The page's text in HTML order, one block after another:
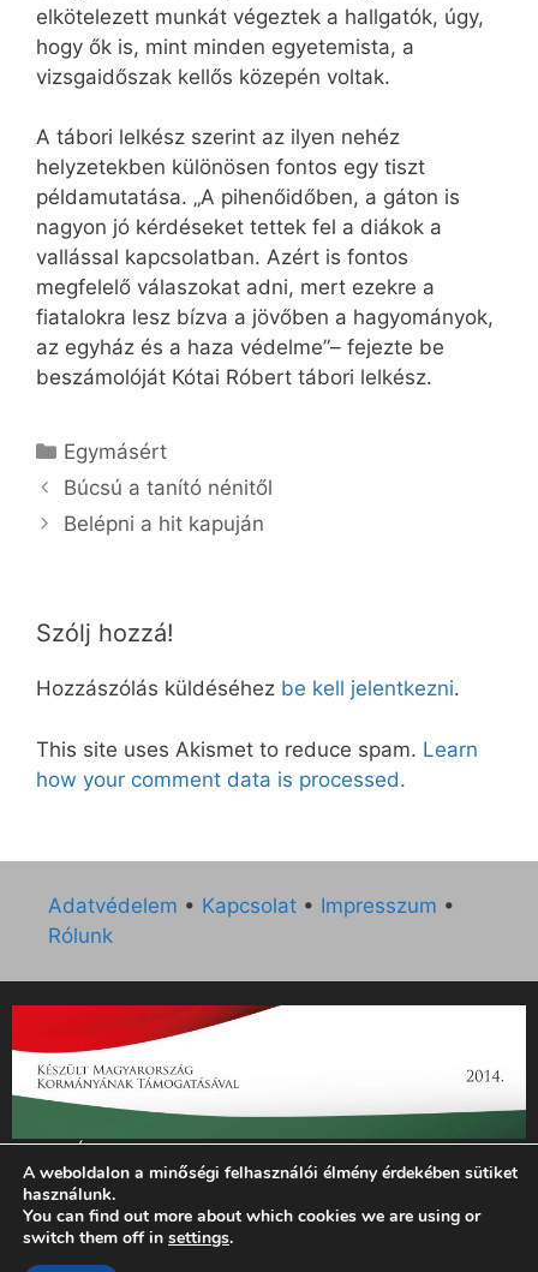
elkötelezett munkát végeztek a hallgatók, úgy,
hogy ők is, mint minden egyetemista, a
vizsgaidőszak kellős közepén voltak.
A tábori lelkész szerint az ilyen nehéz
helyzetekben különösen fontos egy tiszt
példamutatása. „A pihenőidőben, a gáton is
nagyon jó kérdéseket tettek fel a diákok a
vallással kapcsolatban. Azért is fontos
megfelelő válaszokat adni, mert ezekre a
fiatalokra lesz bízva a jövőben a hagyományok,
az egyház és a haza védelme”– fejezte be
beszámolóját Kótai Róbert tábori lelkész.
Kategória
Egymásért
Búcsú a tanító nénitől
Belépni a hit kapuján
Szólj hozzá!
Hozzászólás küldéséhez be kell jelentkezni.
This site uses Akismet to reduce spam. Learn
how your comment data is processed.
Adatvédelem • Kapcsolat • Impresszum •
Rólunk
„Az Új Ember katolikus hetilap 2014. évi működésének
támogatását az EGYH-KCP-14-P-0121 sz. támogatási
szerződés keretében 3 000 000 Ft összegben támogatta az
Emberi Erőforrások Minisztériuma.”
A weboldalon a minőségi felhasználói élmény érdekében sütiket
használunk.
You can find out more about which cookies we are using or
switch them off in settings.